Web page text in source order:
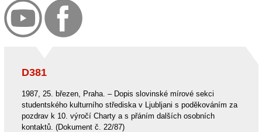
D381
1987, 25. březen, Praha. – Dopis slovinské mírové sekci
studentského kulturního střediska v Ljubljani s poděkováním za
pozdrav k 10. výročí Charty a s přáním dalších osobních
kontaktů. (Dokument č. 22/87)